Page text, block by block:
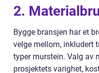
2.
Bygge bransjen har et
velge mellom, inkludert
typer murstein. Valg av
prosjektets varighet,